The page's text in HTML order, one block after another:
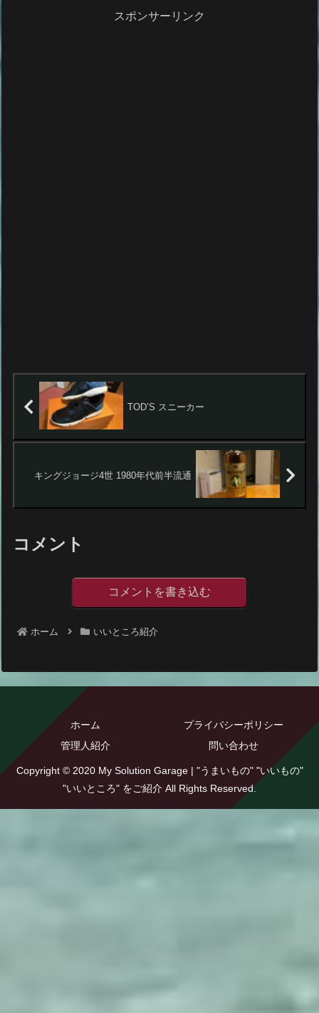
スポンサーリンク
TOD’S スニーカー
キングジョージ4世 1980年代前半流通
コメント
コメントを書き込む
ホーム いいところ紹介
ホーム
プライバシーポリシー
管理人紹介
問い合わせ
Copyright © 2020 My Solution Garage | "うまいもの" "いいもの"
"いいところ" をご紹介 All Rights Reserved.